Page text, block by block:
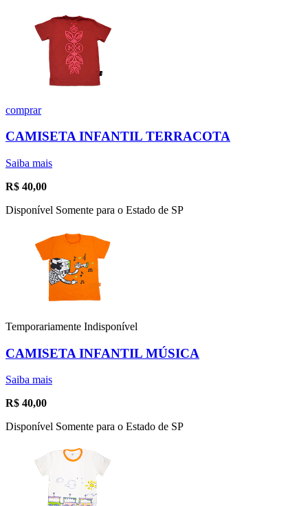
comprar
CAMISETA INFANTIL TERRACOTA
Saiba mais
R$ 40,00
Disponível Somente para o Estado de SP
Temporariamente Indisponível
CAMISETA INFANTIL MÚSICA
Saiba mais
R$ 40,00
Disponível Somente para o Estado de SP